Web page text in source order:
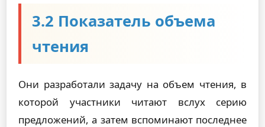
3.2 Показатель объема
чтения
Они разработали задачу на объем чтения, в
которой участники читают вслух серию
предложений, а затем вспоминают последнее